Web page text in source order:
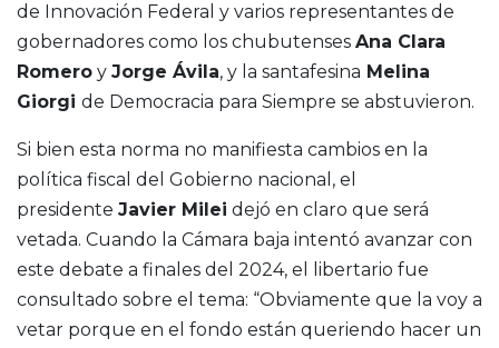
de Innovación Federal y varios representantes de
gobernadores como los chubutenses Ana Clara
Romero y Jorge Ávila, y la santafesina Melina
Giorgi de Democracia para Siempre se abstuvieron.
Si bien esta norma no manifiesta cambios en la
política fiscal del Gobierno nacional, el
presidente Javier Milei dejó en claro que será
vetada. Cuando la Cámara baja intentó avanzar con
este debate a finales del 2024, el libertario fue
consultado sobre el tema: “Obviamente que la voy a
vetar porque en el fondo están queriendo hacer un